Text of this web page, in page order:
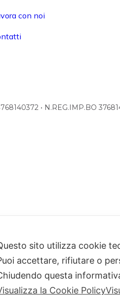
con noi
• N.REG.IMP.BO
sito utilizza cookie
accettare, rifiutare o
questa
la Cookie Policy